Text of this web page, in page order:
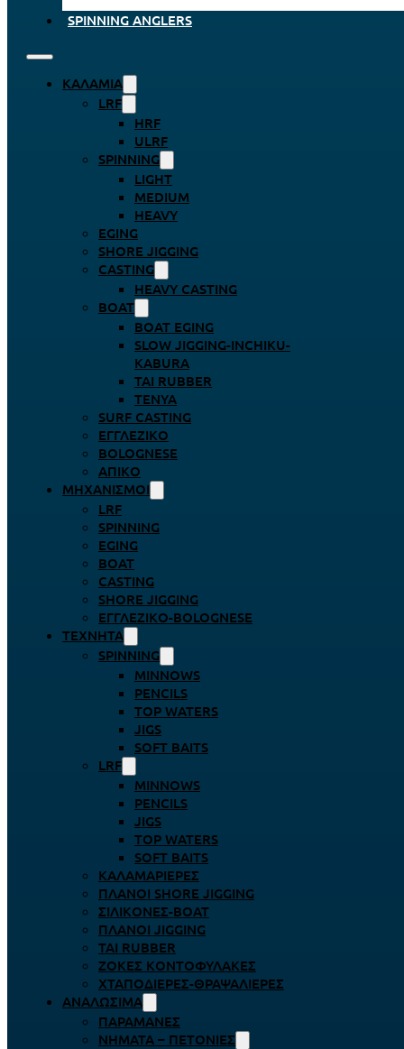
SPINNING ANGLERS
ΚΑΛΆΜΙΑ
LRF
HRF
ULRF
SPINNING
LIGHT
MEDIUM
HEAVY
EGING
SHORE JIGGING
CASTING
HEAVY CASTING
BOAT
BOAT EGING
SLOW JIGGING-INCHIKU-
KABURA
TAI RUBBER
TENYA
SURF CASTING
ΕΓΓΛΈΖΙΚΟ
BOLOGNESE
ΑΠΊΚΟ
ΜΗΧΑΝΙΣΜΟΊ
LRF
SPINNING
EGING
BOAT
CASTING
SHORE JIGGING
ΕΓΓΛΈΖΙΚΟ-BOLOGNESE
ΤΕΧΝΗΤΆ
SPINNING
MINNOWS
PENCILS
TOP WATERS
JIGS
SOFT BAITS
LRF
MINNOWS
PENCILS
JIGS
TOP WATERS
SOFT BAITS
ΚΑΛΑΜΑΡΙΈΡΕΣ
ΠΛΆΝΟΙ SHORE JIGGING
ΣΙΛΙΚΌΝΕΣ-BOAT
ΠΛΆΝΟΙ JIGGING
TAI RUBBER
ΖΌΚΕΣ ΚΟΝΤΟΦΎΛΑΚΕΣ
ΧΤΑΠΟΔΙΈΡΕΣ-ΘΡΑΨΑΛΙΈΡΕΣ
ΑΝΑΛΏΣΙΜΑ
ΠΑΡΑΜΆΝΕΣ
ΝΉΜΑΤΑ – ΠΕΤΟΝΙΈΣ